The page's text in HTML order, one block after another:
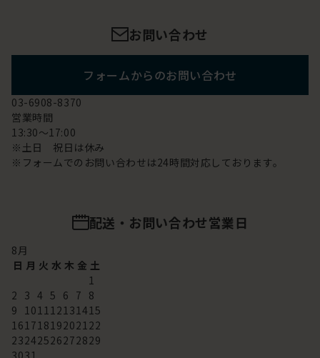
お問い合わせ
フォームからのお問い合わせ
03-6908-8370
営業時間
13:30～17:00
※土日 祝日は休み
※フォームでのお問い合わせは24時間対応しております。
配送・お問い合わせ営業日
8 月
日 月 火 水 木 金 土
1
2 3 4 5 6 7 8
9
10 11 12 13 14 15
16 17 18 192021 22
23242526272829
3031